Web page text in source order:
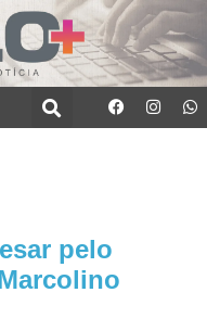
pelo